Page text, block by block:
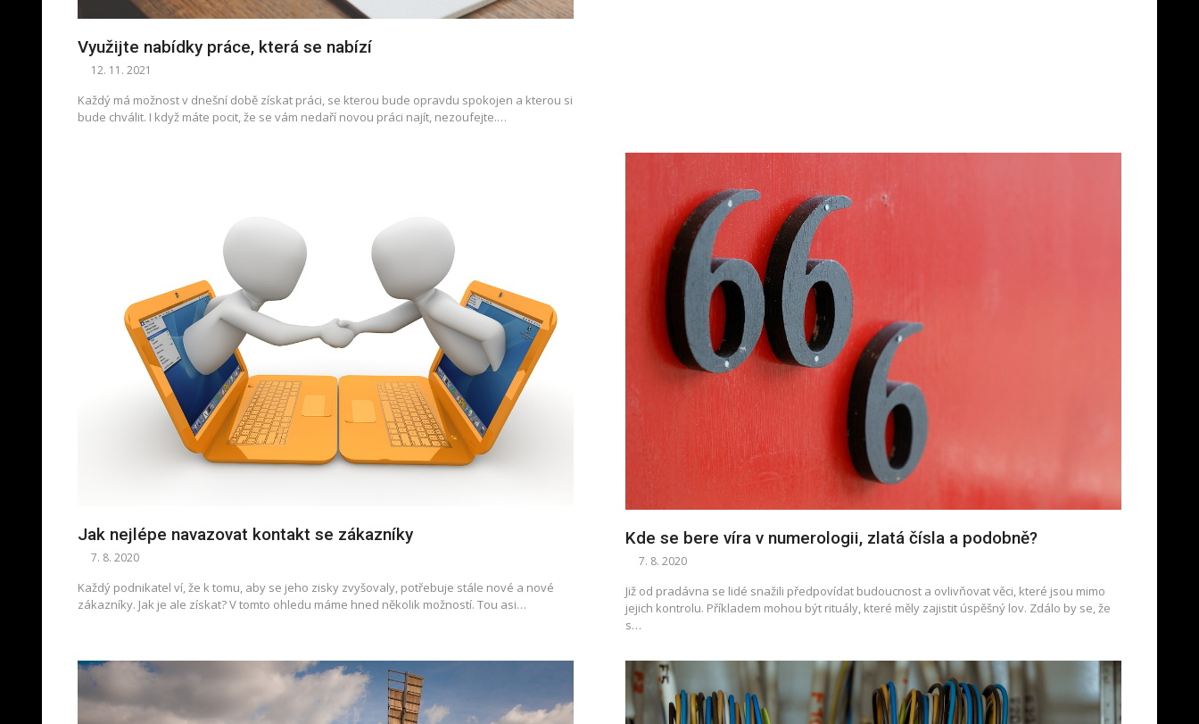
Využijte nabídky práce, která se nabízí
12. 11. 2021
Každý má možnost v dnešní době získat práci, se kterou bude opravdu spokojen a kterou si
bude chválit. I když máte pocit, že se vám nedaří novou práci najít, nezoufejte.…
Jak nejlépe navazovat kontakt se zákazníky
7. 8. 2020
Každý podnikatel ví, že k tomu, aby se jeho zisky zvyšovaly, potřebuje stále nové a nové
zákazníky. Jak je ale získat? V tomto ohledu máme hned několik možností. Tou asi…
Kde se bere víra v numerologii, zlatá čísla a podobně?
7. 8. 2020
Již od pradávna se lidé snažili předpovídat budoucnost a ovlivňovat věci, které jsou mimo
jejich kontrolu. Příkladem mohou být rituály, které měly zajistit úspěšný lov. Zdálo by se, že
s…